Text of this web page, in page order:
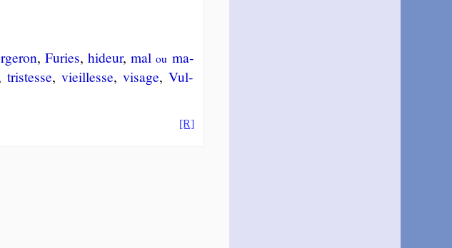
,Fu­ries,hi­deur,malou ma­
tris­tesse,vieil­lesse,vi­sage,Vul­
[R]